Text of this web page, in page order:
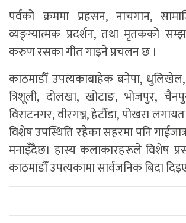
पर्वको क्रममा प्रहसन, नाचगान,
व्यङ्ग्यात्मक प्रदर्शन, तथा मृतकको
करुण रसका गीत गाइने प्रचलन छ ।
काठमाडौँ उपत्यकाबाहेक बनेपा, धुलिखेल,
त्रिशूली, दोलखा, खोटाङ, भोजपुर,
विराटनगर, वीरगञ्ज, हेटौँडा, पोखरा
विशेष उपस्थिति रहेका सहरमा पनि
मनाइँदैछ। हास्य कलाकारहरूले विशेष
काठमाडौँ उपत्यकामा सार्वजनिक बिदा